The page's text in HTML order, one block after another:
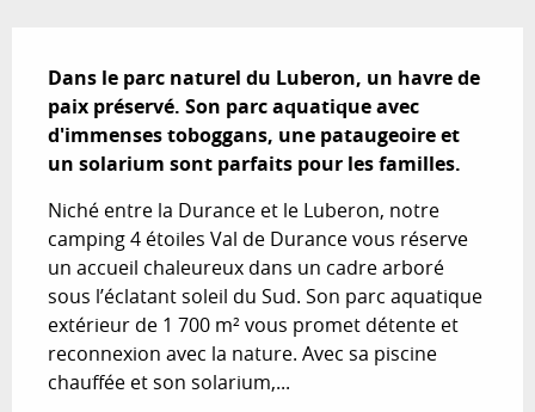
Dans le parc naturel du Luberon, un havre de
paix préservé. Son parc aquatique avec
d'immenses toboggans, une pataugeoire et
un solarium sont parfaits pour les familles.
Niché entre la Durance et le Luberon, notre
camping 4 étoiles Val de Durance vous réserve
un accueil chaleureux dans un cadre arboré
sous l’éclatant soleil du Sud. Son parc aquatique
extérieur de 1 700 m² vous promet détente et
reconnexion avec la nature. Avec sa piscine
chauffée et son solarium,...